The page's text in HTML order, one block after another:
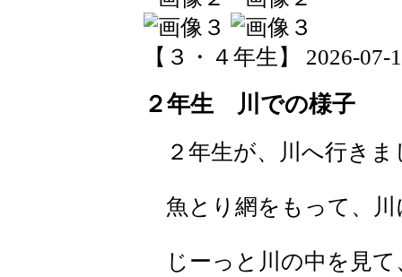
【３・４年生】 2026-07-
２年生 川での様子
２年生が、川へ行きま
魚とり網をもって、川
じーっと川の中を見て